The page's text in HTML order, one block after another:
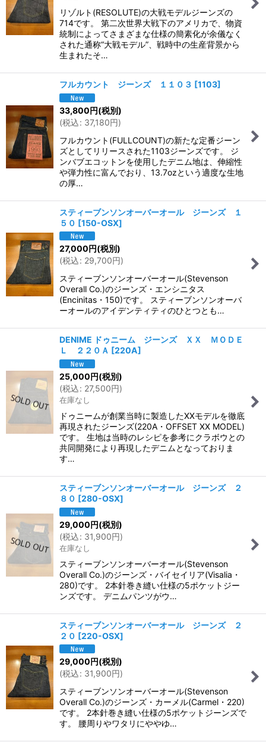
リゾルト(RESOLUTE)の大戦モデルジーンズの
714です。 第二次世界大戦下のアメリカで、物資
統制によってさまざまな仕様の簡素化が余儀なく
された通称“大戦モデル”、戦時中の生産背景から
生まれたそ…
フルカウント ジーンズ １１０３ [1103]
33,800円(税別)
(税込: 37,180円)
フルカウント(FULLCOUNT)の新たな定番ジーン
ズとしてリリースされた1103ジーンズです。 ジ
ンバブエコットンを使用したデニム地は、伸縮性
や弾力性に富んでおり、13.7ozという適度な生地
の厚…
スティーブンソンオーバーオール ジーンズ １
５０ [150-OSX]
27,000円(税別)
(税込: 29,700円)
スティーブンソンオーバーオール(Stevenson
Overall Co.)のジーンズ・エンシニタス
(Encinitas・150)です。 スティーブンソンオーバ
ーオールのアイデンティティのひとつとも…
DENIME ドゥニーム ジーンズ ＸＸ ＭＯＤＥ
Ｌ ２２０Ａ [220A]
25,000円(税別)
(税込: 27,500円)
在庫なし
ドゥニームが創業当時に製造したXXモデルを徹底
再現されたジーンズ(220A・OFFSET XX MODEL)
です。 生地は当時のレシピを参考にクラボウとの
共同開発により再現したデニムとなっておりま
す…
スティーブンソンオーバーオール ジーンズ ２
８０ [280-OSX]
29,000円(税別)
(税込: 31,900円)
在庫なし
スティーブンソンオーバーオール(Stevenson
Overall Co.)のジーンズ・バイセイリア(Visalia・
280)です。 2本針巻き縫い仕様の5ポケットジー
ンズです。 デニムパンツがウ…
スティーブンソンオーバーオール ジーンズ ２
２０ [220-OSX]
29,000円(税別)
(税込: 31,900円)
スティーブンソンオーバーオール(Stevenson
Overall Co.)のジーンズ・カーメル(Carmel・220)
です。 2本針巻き縫い仕様の5ポケットジーンズで
す。 腰周りやワタリにややゆ…